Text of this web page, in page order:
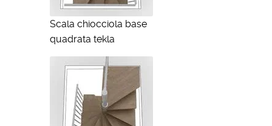
Scala chiocciola base
quadrata tekla